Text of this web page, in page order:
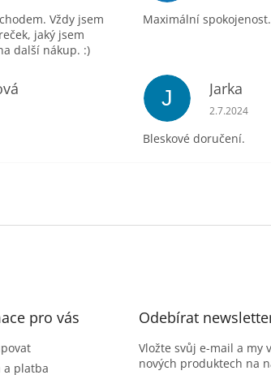
Vždy jsem
jaký jsem
další nákup. :)
Maximální
5 hvězdiček. J Jarka
Hodnocení
2.7.2024
Bleskové doručení.
pro vás
a platba
Odebírat
Vložte svůj e-mail a my
nových produktech na